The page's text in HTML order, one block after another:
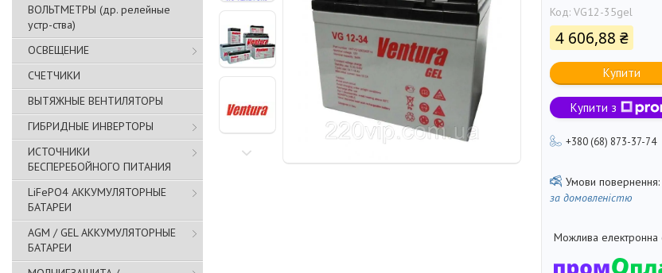
ВОЛЬТМЕТРЫ (др. релейные
устр-ства)
ОСВЕЩЕНИЕ
СЧЕТЧИКИ
ВЫТЯЖНЫЕ ВЕНТИЛЯТОРЫ
ГИБРИДНЫЕ ИНВЕРТОРЫ
ИСТОЧНИКИ
БЕСПЕРЕБОЙНОГО ПИТАНИЯ
LiFePO4 АККУМУЛЯТОРНЫЕ
БАТАРЕИ
AGM / GEL АККУМУЛЯТОРНЫЕ
БАТАРЕИ
Код: VG12-35gel
4 606,88 ₴
Купити
Купити з
+380 (68) 873-37-74
за домовленістю